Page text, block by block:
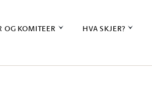
OG KOMITEER HVA SKJER?